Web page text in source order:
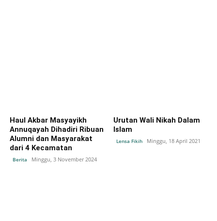
Haul Akbar Masyayikh
Annuqayah Dihadiri Ribuan
Alumni dan Masyarakat
dari 4 Kecamatan
Berita Minggu, 3 November 2024
Urutan Wali Nikah Dalam
Islam
Lensa Fikih Minggu, 18 April 2021